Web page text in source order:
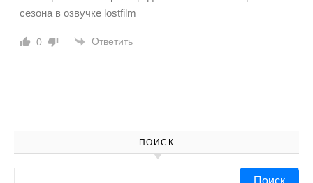
сезона в озвучке lostfilm
0 Ответить
ПОИСК